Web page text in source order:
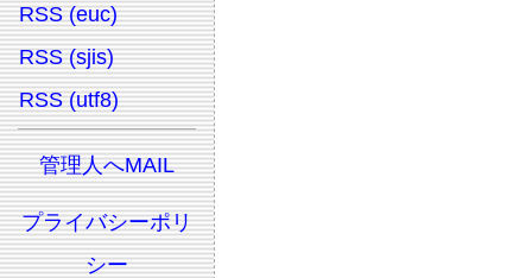
RSS (euc)
RSS (sjis)
RSS (utf8)
管理人へMAIL
プライバシーポリ
シー